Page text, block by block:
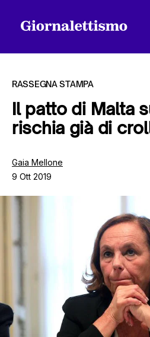
Tutti gli articoli
Chi siamo
RASSEGNA STAMPA
Il patto di Malta
rischia già di
Gaia Mellone
9 Ott 2019